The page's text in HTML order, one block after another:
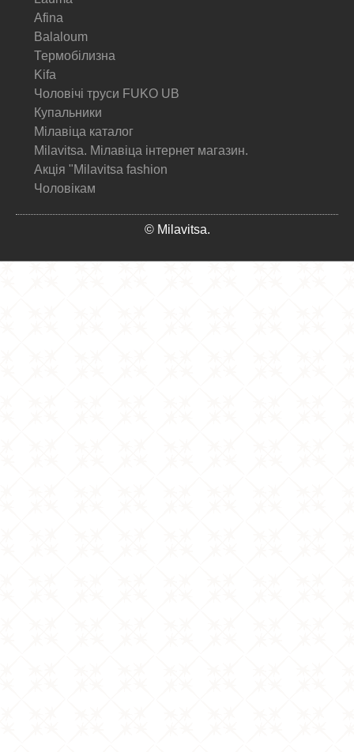
Afina
Balaloum
Термобілизна
Kifa
Чоловічі труси FUKO UB
Купальники
Мілавіца каталог
Milavitsa. Мілавіца інтернет магазин.
Акція "Milavitsa fashion
Чоловікам
© Milavitsa.